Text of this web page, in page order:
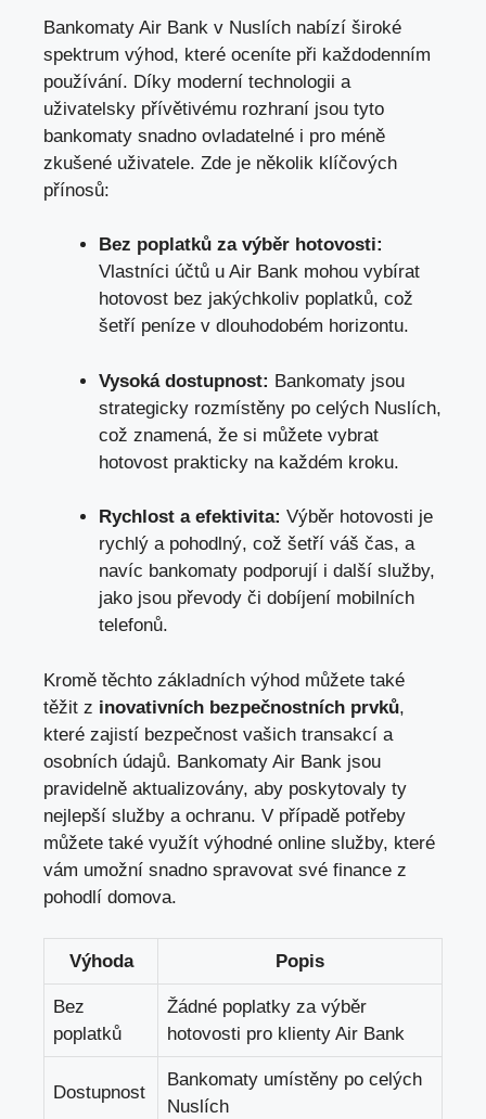
Bankomaty Air Bank v Nuslích nabízí široké
spektrum výhod, které oceníte při každodenním
používání. Díky moderní technologii a
uživatelsky přívětivému rozhraní jsou tyto
bankomaty snadno ovladatelné i pro méně
zkušené uživatele. Zde je několik klíčových
přínosů:
Bez poplatků za výběr hotovosti:
Vlastníci účtů u Air Bank mohou vybírat
hotovost bez jakýchkoliv poplatků, což
šetří peníze v dlouhodobém horizontu.
Vysoká dostupnost: Bankomaty jsou
strategicky rozmístěny po celých Nuslích,
což znamená, že si můžete vybrat
hotovost prakticky na každém kroku.
Rychlost a efektivita: Výběr hotovosti je
rychlý a pohodlný, což šetří váš čas, a
navíc bankomaty podporují i další služby,
jako jsou převody či dobíjení mobilních
telefonů.
Kromě těchto základních výhod můžete také
těžit z inovativních bezpečnostních prvků,
které zajistí bezpečnost vašich transakcí a
osobních údajů. Bankomaty Air Bank jsou
pravidelně aktualizovány, aby poskytovaly ty
nejlepší služby a ochranu. V případě potřeby
můžete také využít výhodné online služby, které
vám umožní snadno spravovat své finance z
pohodlí domova.
Výhoda Popis
Bez
poplatků
Žádné poplatky za výběr
hotovosti pro klienty Air Bank
Dostupnost
Bankomaty umístěny po celých
Nuslích